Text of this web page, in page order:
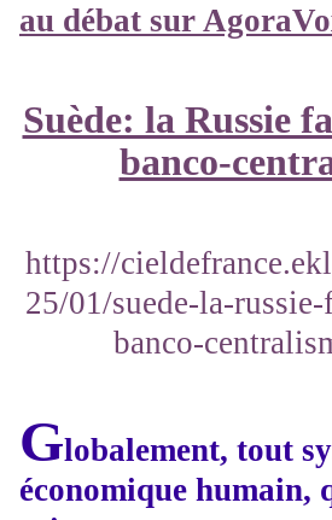
au débat sur
Suède: la Russie
banco-
https://
25/01/suede-la-
banco-
Globalement, tout
économique humain,